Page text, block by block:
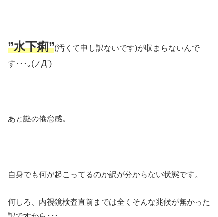
”水下痢”(汚くて申し訳ないです)が収まらないんで
す･･･｡(ノД`)
あと謎の倦怠感。
自身でも何が起こってるのか訳が分からない状態です。
何しろ、内視鏡検査直前までは全くそんな兆候が無かった